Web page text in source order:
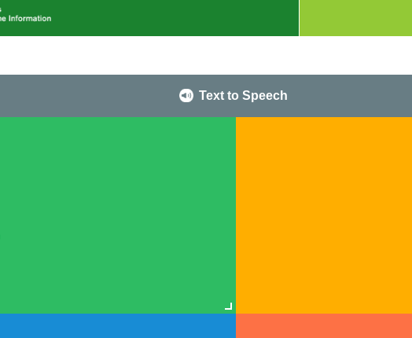
Text to Speech